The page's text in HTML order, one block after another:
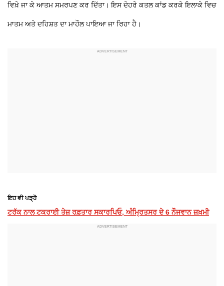
ਵਿਖ਼ੇ ਜਾ ਕੇ ਆਤਮ ਸਮਰਪਣ ਕਰ ਦਿੱਤਾ। ਇਸ ਦੋਹਰੇ ਕਤਲ ਕਾਂਡ ਕਰਕੇ ਇਲਾਕੇ ਵਿਚ
ਮਾਤਮ ਅਤੇ ਦਹਿਸ਼ਤ ਦਾ ਮਾਹੌਲ ਪਾਇਆ ਜਾ ਰਿਹਾ ਹੈ।
ਇਹ ਵੀ ਪੜ੍ਹੋ
ਟਰੱਕ ਨਾਲ ਟਕਰਾਈ ਤੇਜ਼ ਰਫ਼ਤਾਰ ਸਕਾਰਪਿਓ, ਅੰਮ੍ਰਿਤਸਰ ਦੇ 6 ਨੌਜਵਾਨ ਜ਼ਖ਼ਮੀ